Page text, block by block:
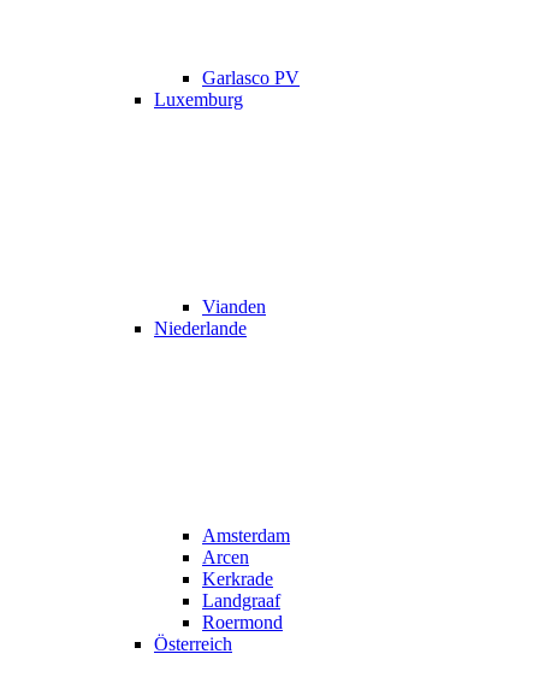
Garlasco PV
Luxemburg
Vianden
Niederlande
Amsterdam
Arcen
Kerkrade
Landgraaf
Roermond
Österreich